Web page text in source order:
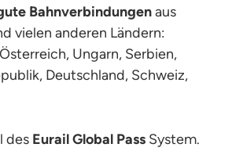
Bahnverbindungenaus
vielen anderen Ländern:
Ungarn, Serbien,
Deutschland, Schweiz,
des Eurail Global Pass System.